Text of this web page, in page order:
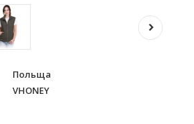
Польща
VHONEY